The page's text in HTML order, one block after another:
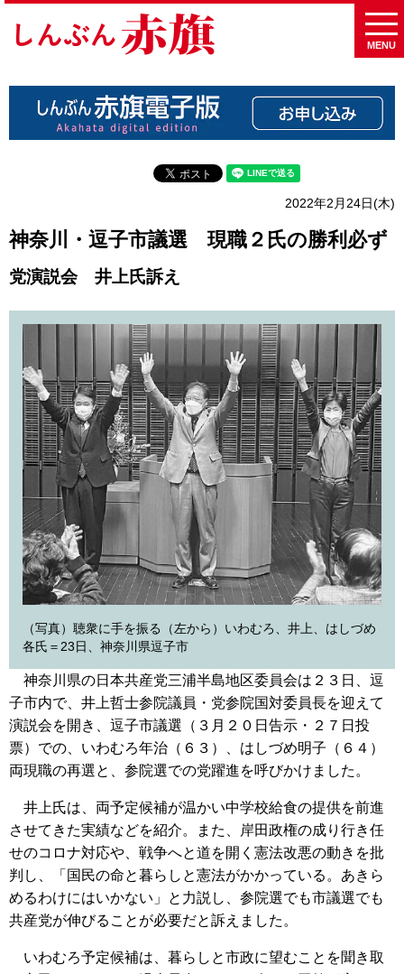
MENU
2022年2月24日(木)
神奈川・逗子市議選 現職２氏の勝利必ず
党演説会 井上氏訴え
（写真）聴衆に手を振る（左から）いわむろ、井上、はしづめ
各氏＝23日、神奈川県逗子市
神奈川県の日本共産党三浦半島地区委員会は２３日、逗
子市内で、井上哲士参院議員・党参院国対委員長を迎えて
演説会を開き、逗子市議選（３月２０日告示・２７日投
票）での、いわむろ年治（６３）、はしづめ明子（６４）
両現職の再選と、参院選での党躍進を呼びかけました。
井上氏は、両予定候補が温かい中学校給食の提供を前進
させてきた実績などを紹介。また、岸田政権の成り行き任
せのコロナ対応や、戦争へと道を開く憲法改悪の動きを批
判し、「国民の命と暮らしと憲法がかかっている。あきら
めるわけにはいかない」と力説し、参院選でも市議選でも
共産党が伸びることが必要だと訴えました。
いわむろ予定候補は、暮らしと市政に望むことを聞き取